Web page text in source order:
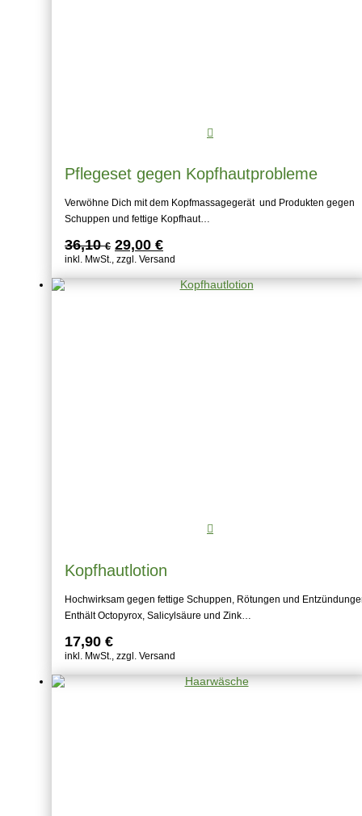
Pflegeset gegen Kopfhautprobleme
Verwöhne Dich mit dem Kopfmassagegerät und Produkten gegen
Schuppen und fettige Kopfhaut…
36,10€
Ursprünglicher
Preis
war:
36,10 €
29,00 €
Aktueller
Preis
ist:
29,00 €.
inkl. MwSt., zzgl. Versand
Kopfhautlotion
Hochwirksam gegen fettige Schuppen, Rötungen und
Enthält Octopyrox, Salicylsäure und Zink…
17,90 €
inkl. MwSt., zzgl. Versand